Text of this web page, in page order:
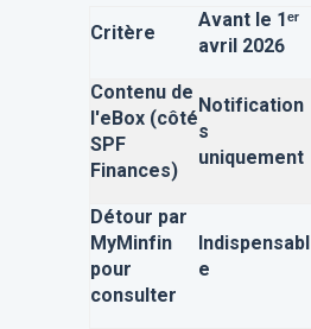
Critère
Avant le 1ᵉʳ
avril 2026
Contenu de
l'eBox (côté
SPF
Finances)
Notification
s
uniquement
Détour par
MyMinfin
pour
consulter
Indispensabl
e